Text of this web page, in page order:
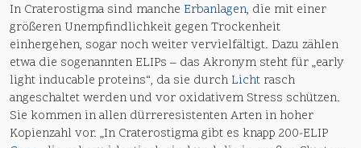
In Craterostigma sind manche Erbanlagen, die mit einer
größeren Unempfindlichkeit gegen Trockenheit
einhergehen, sogar noch weiter vervielfältigt. Dazu zählen
etwa die sogenannten ELIPs – das Akronym steht für „early
light inducable proteins“, da sie durch Licht rasch
angeschaltet werden und vor oxidativem Stress schützen.
Sie kommen in allen dürreresistenten Arten in hoher
Kopienzahl vor. „In Craterostigma gibt es knapp 200-ELIP